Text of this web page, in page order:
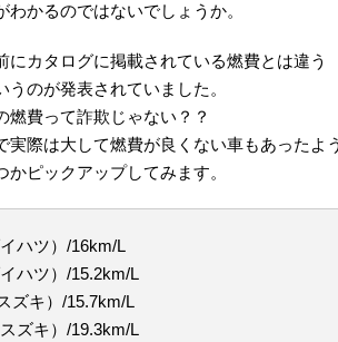
わかるのではないでしょうか。
にカタログに掲載されている燃費とは違う
うのが発表されていました。
燃費って詐欺じゃない？？
実際は大して燃費が良くない車もあったよ
かピックアップしてみます。
ハツ）/16km/L
ハツ）/15.2km/L
ズキ）/15.7km/L
ズキ）/19.3km/L